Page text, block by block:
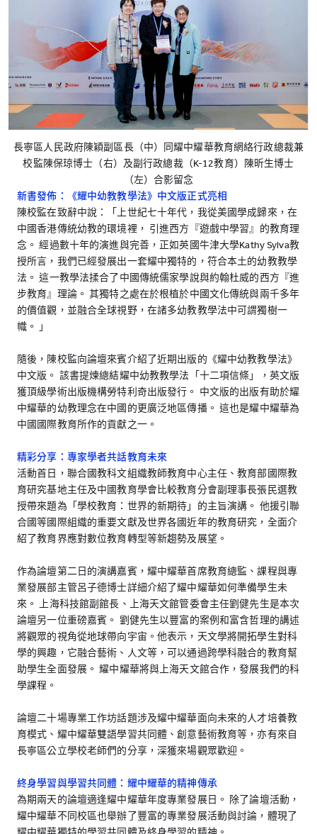
長寧區人民政府陳穎副區長（中）同耀中耀華教育網絡行政總裁兼
校監陳保琼博士（右）及副行政總裁（K-12教育）陳昕生博士
（左）合影留念
新書發佈：《耀中幼教教學法》中文版正式亮相
陳校監在致辭中說：「上世紀七十年代，我從美國學成歸來，在
中國香港傳統幼教的環境裡， 引進西方『遊戲中學習』的教育理
念。 經過數十年的演進與完善，正如英國牛津大學Kathy Sylva教
授所言，我們已經發展出一套耀中獨特的，符合本土的幼教教學
法。 這一教學法揉合了中國傳統儒家學說與約翰杜威的西方『進
步教育』理論。 其獨特之處在於根植於中國文化傳統與兩千多年
的價值觀，並融合全球視野，在諸多幼教教學法中可謂獨樹一
幟。 」
隨後，陳校監向論壇來賓介紹了近期出版的《耀中幼教教學法》
中文版。 該書提煉總結耀中幼教教學法「十二項信條」，英文版
獲頂級學術出版機構勞特利奇出版發行。 中文版的出版有助於耀
中耀華的幼教理念在中國的更廣泛地區傳播。 這也是耀中耀華為
中國國際教育所作的貢獻之一。
精彩分享：專家學者共話教育未來
活動首日，聯合國教科文組織教師教育中心主任、教育部國際教
育研究基地主任及中國教育學會比較教育分會副理事長張民選教
授帶來題為「學校教育：世界的新期待」的主旨演講。 他援引聯
合國等國際組織的重要文獻及世界各國近年的教育研究，全面介
紹了教育界應對數位教育轉型等新趨勢及展望。
作為論壇第二日的演講嘉賓，耀中耀華首席教育總監、課程與專
業發展部主管呂子德博士詳細介紹了耀中耀華如何準備學生未
來。 上海科技館副館長、上海天文館管委會主任劉健先生是本次
論壇另一位重磅嘉賓。 劉健先生以豐富的案例和富含哲理的講述
將觀眾的視角從地球帶向宇宙。他表示，天文學將開拓學生對科
學的興趣，它融合藝術、人文等，可以通過跨學科融合的教育幫
助學生全面發展。 耀中耀華將與上海天文館合作，發展我們的科
學課程。
論壇二十場專業工作坊話題涉及耀中耀華面向未來的人才培養教
育模式、耀中耀華雙語學習共同體、創意藝術教育等，亦有來自
長寧區公立學校老師們的分享，深獲來場觀眾歡迎。
終身學習與學習共同體：耀中耀華的精神傳承
為期兩天的論壇適逢耀中耀華年度專業發展日。 除了論壇活動，
耀中耀華不同校區也舉辦了豐富的專業發展活動與討論，體現了